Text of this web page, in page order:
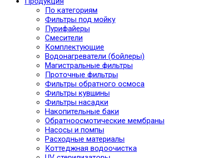
По категориям
Фильтры под мойку
Пурифайеры
Смесители
Комплектующие
Водонагреватели (бойлеры)
Магистральные фильтры
Проточные фильтры
Фильтры обратного осмоса
Фильтры кувшины
Фильтры насадки
Накопительные баки
Обратноосмотические мембраны
Насосы и помпы
Расходные материалы
Коттеджная водоочистка